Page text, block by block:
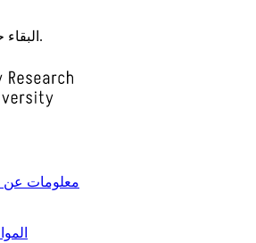
البقاء حتى موعد مع كل الأخبار.
معلومات عن